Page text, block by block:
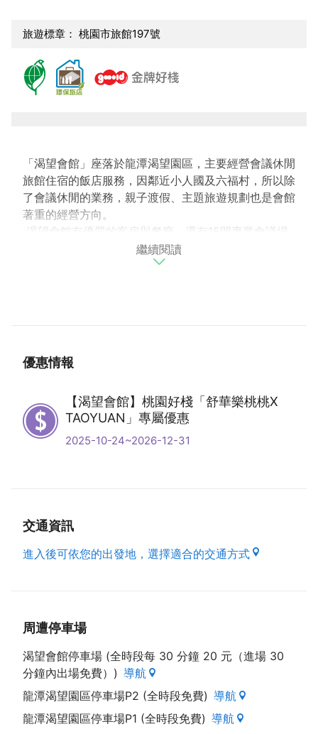
旅遊標章： 桃園市旅館197號
「渴望會館」座落於龍潭渴望園區，主要經營會議休閒
旅館住宿的飯店服務，因鄰近小人國及六福村，所以除
了會議休閒的業務，親子渡假、主題旅遊規劃也是會館
著重的經營方向。
渴望會館有優質的客房與餐廳，還有15間專業會議場
地，可供中小企業機關團體舉辦各類型會議與教育訓
練，更適合舉辦大型國際級會議與活動，有游泳池、健
可讓旅人駐足細細品味，也是渴望會館獨有的特色景
與自然環境緊密結合的渴望會館，自建館開始就對環
保推動不遺餘力，在2011年獲環保署頒發第一面環保
旅宿店獎牌後，更是積極配合署所推動的各項綠色低碳
渴望會館重視企業社會責任，對環保愛護地球的正面積
獲有正面的效益，這不僅是商業與環保共存的永續經
性拋棄式個人用品減量】的行動。 會館房間內不提
品。
感謝您與我們一起「攜手減碳．珍愛地球」入住時，請
自備個人盥洗用品。
2013 環保旅館 金級獎
繼續閱讀
優惠情報
【渴望會館】桃園好棧「舒華樂桃桃X
TAOYUAN」專屬優惠
2025-10-24~2026-12-31
交通資訊
進入後可依您的出發地，選擇適合的交通方式
周遭停車場
渴望會館停車場 (全時段每 30 分鐘 20 元（進場 30
分鐘內出場免費）) 導航
龍潭渴望園區停車場P2 (全時段免費) 導航
龍潭渴望園區停車場P1 (全時段免費) 導航